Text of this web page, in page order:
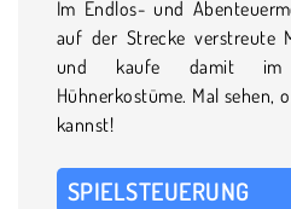
Im Endlos- und
auf der Strecke verstreute
und kaufe damit im
Hühnerkostüme. Mal sehen,
kannst!
SPIELSTEUERUNG